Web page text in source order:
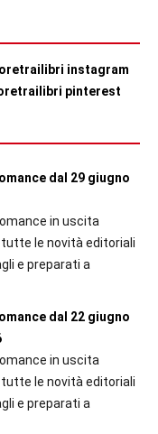
dal 29 giugno
in uscita
le novità editoriali
e preparati a
dal 22 giugno
in uscita
le novità editoriali
e preparati a